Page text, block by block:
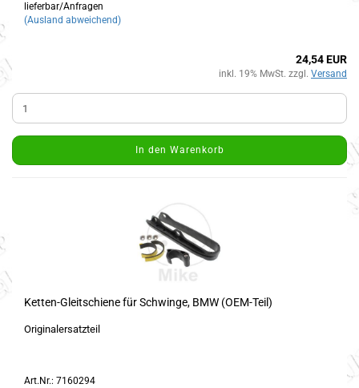
lieferbar/Anfragen
(Ausland abweichend)
24,54 EUR
inkl. 19% MwSt. zzgl. Versand
In den Warenkorb
Ketten-Gleitschiene für Schwinge, BMW (OEM-Teil)
Originalersatzteil
Art.Nr.: 7160294